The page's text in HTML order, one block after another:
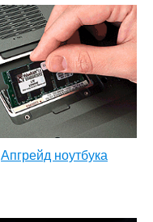
Апгрейд ноутбука